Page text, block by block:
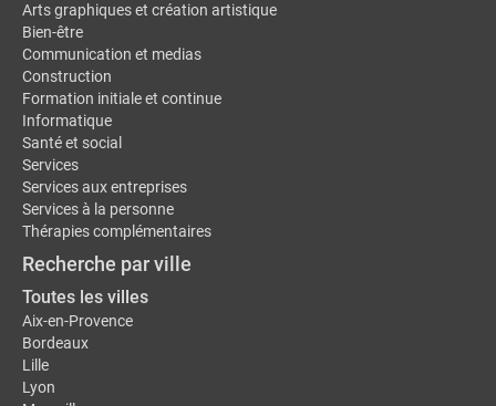
Arts graphiques et création artistique
Bien-être
Communication et medias
Construction
Formation initiale et continue
Informatique
Santé et social
Services
Services aux entreprises
Services à la personne
Thérapies complémentaires
Recherche par ville
Toutes les villes
Aix-en-Provence
Bordeaux
Lille
Lyon